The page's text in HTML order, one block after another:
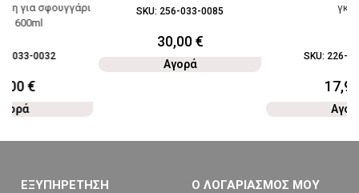
για σφουγγάρι
600ml
033-0032
€
SKU: 256-033-0085
30,00€
Αγορά
γκρι
SKU: 226-
ΕΞΥΠΗΡΕΤΗΣΗ
Ο ΛΟΓΑΡΙΑΣΜΟΣ ΜΟΥ